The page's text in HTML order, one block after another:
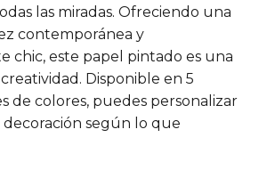
las miradas. Ofreciendo una
contemporánea y
chic, este papel pintado es una
Disponible en 5
de colores, puedes personalizar
según lo que